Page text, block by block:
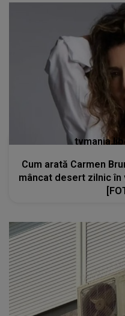
Cum arată Carmen
mâncat desert zilnic în